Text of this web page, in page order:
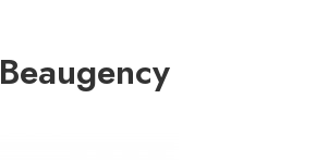
Beaugency